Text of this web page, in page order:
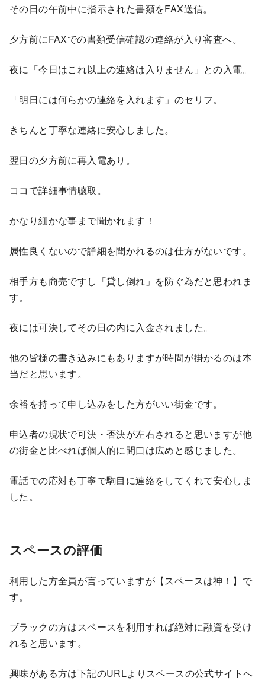
その日の午前中に指示された書類をFAX送信。
夕方前にFAXでの書類受信確認の連絡が入り審査へ。
夜に「今日はこれ以上の連絡は入りません」との入電。
「明日には何らかの連絡を入れます」のセリフ。
きちんと丁寧な連絡に安心しました。
翌日の夕方前に再入電あり。
ココで詳細事情聴取。
かなり細かな事まで聞かれます！
属性良くないので詳細を聞かれるのは仕方がないです。
相手方も商売ですし「貸し倒れ」を防ぐ為だと思われま
す。
夜には可決してその日の内に入金されました。
他の皆様の書き込みにもありますが時間が掛かるのは本
当だと思います。
余裕を持って申し込みをした方がいい街金です。
申込者の現状で可決・否決が左右されると思いますが他
の街金と比べれば個人的に間口は広めと感じました。
電話での応対も丁寧で駒目に連絡をしてくれて安心しま
した。
スペースの評価
利用した方全員が言っていますが【スペースは神！】で
す。
ブラックの方はスペースを利用すれば絶対に融資を受け
れると思います。
興味がある方は下記のURLよりスペースの公式サイトへ